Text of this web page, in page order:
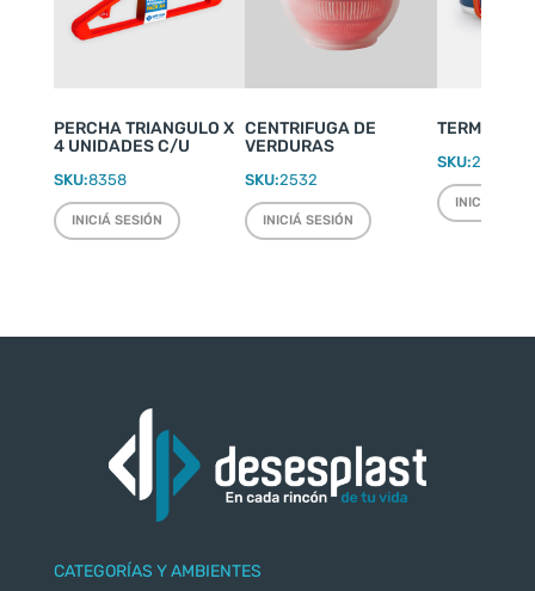
PERCHA TRIANGULO X
4 UNIDADES C/U
SKU:8358
INICIÁ SESIÓN
CENTRIFUGA DE
VERDURAS
SKU:2532
INICIÁ SESIÓN
TERMO
SKU:2220
INICIÁ
CATEGORÍAS Y AMBIENTES